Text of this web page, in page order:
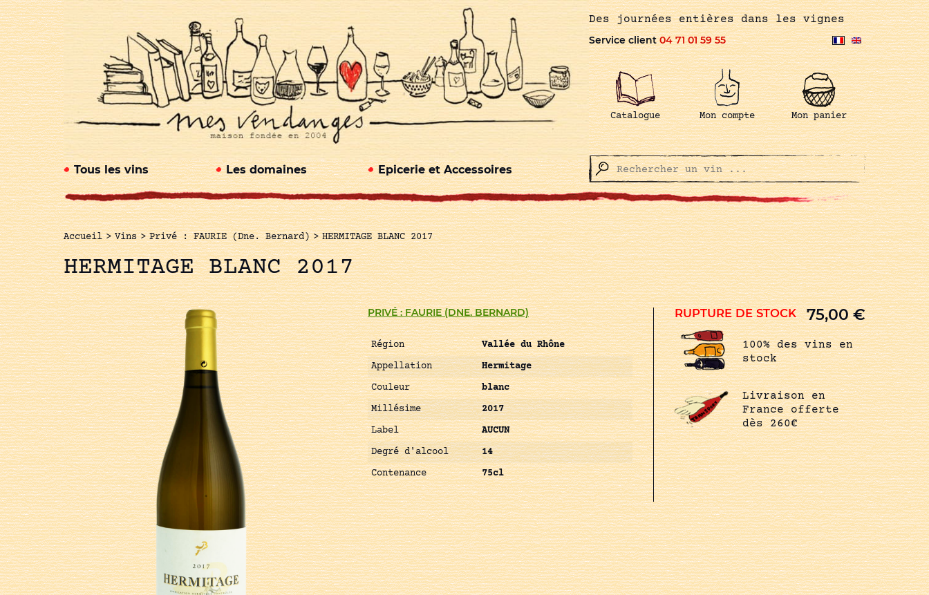
Des journées entières dans les vignes
Service client04 71 01 59 55
Catalogue Mon compte Mon panier
Tous les vins Les domaines Epicerie et Accessoires
Accueil > Vins > Privé : FAURIE (Dne. Bernard) > HERMITAGE BLANC 2017
HERMITAGE BLANC 2017
PRIVÉ : FAURIE (DNE. BERNARD)
Région
Vallée du Rhône
Appellation
Hermitage
Couleur
blanc
Millésime
2017
Label
AUCUN
Degré d'alcool
14
Contenance
75cl
RUPTURE DE STOCK 75,00€
100% des vins en
stock
Livraison en
France offerte
dès 260€